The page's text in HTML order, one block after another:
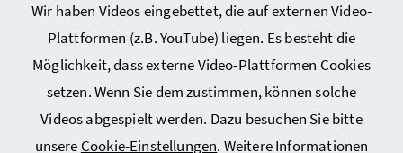
Wir haben Videos eingebettet, die auf externen Video-
Plattformen (z.B. YouTube) liegen. Es besteht die
Möglichkeit, dass externe Video-Plattformen Cookies
setzen. Wenn Sie dem zustimmen, können solche
Videos abgespielt werden. Dazu besuchen Sie bitte
unsere Cookie-Einstellungen. Weitere Informationen
Sitemap
Cookie-Einstellungen